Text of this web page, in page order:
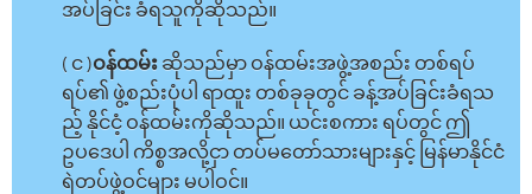
အပ်ခြင်း ခံရသူကိုဆိုသည်။
( င )ဝန်ထမ်း ဆိုသည်မှာ ဝန်ထမ်းအဖွဲ့အစည်း တစ်ရပ်
ရပ်၏ ဖွဲ့စည်းပုံပါ ရာထူး တစ်ခုခုတွင် ခန့်အပ်ခြင်းခံရသ
ည့် နိုင်ငံ့ ဝန်ထမ်းကိုဆိုသည်။ ယင်းစကား ရပ်တွင် ဤ
ဥပဒေပါ ကိစ္စအလို့ငှာ တပ်မတော်သားများနှင့် မြန်မာနိုင်ငံ
ရဲတပ်ဖွဲ့ဝင်များ မပါဝင်။